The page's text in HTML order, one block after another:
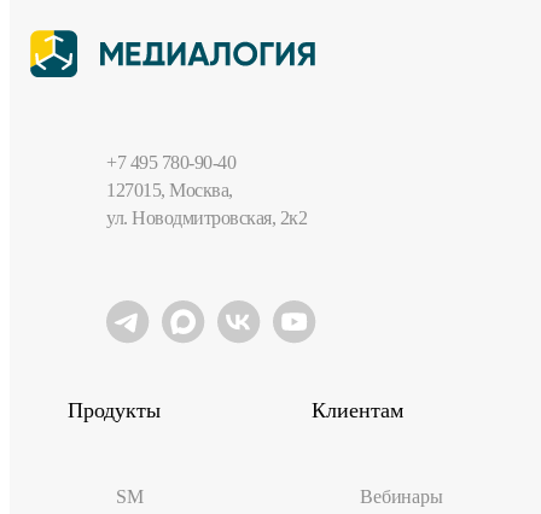
+7 495 780-90-40
127015, Москва,
ул. Новодмитровская, 2к2
Продукты
SM
Клиентам
Вебинары